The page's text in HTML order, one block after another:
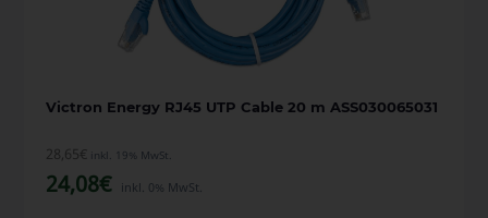
Victron Energy RJ45 UTP Cable 20 m ASS030065031
28,65€ inkl. 19% MwSt.
24,08€ inkl. 0% MwSt.